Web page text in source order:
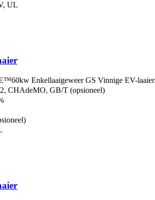
UL
Enkellaaigeweer GS Vinnige EV-laaier
CHAdeMO, GB/T (opsioneel)